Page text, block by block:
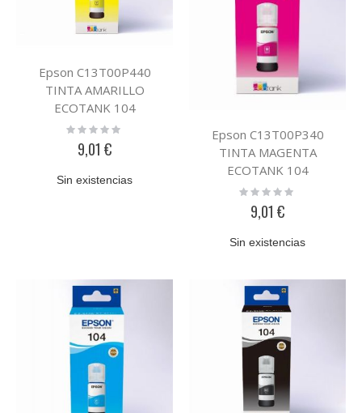
Epson C13T00P440
TINTA AMARILLO
ECOTANK 104
Rating:
9,01 €
Sin existencias
Epson C13T00P340
TINTA MAGENTA
ECOTANK 104
Rating:
9,01 €
Sin existencias